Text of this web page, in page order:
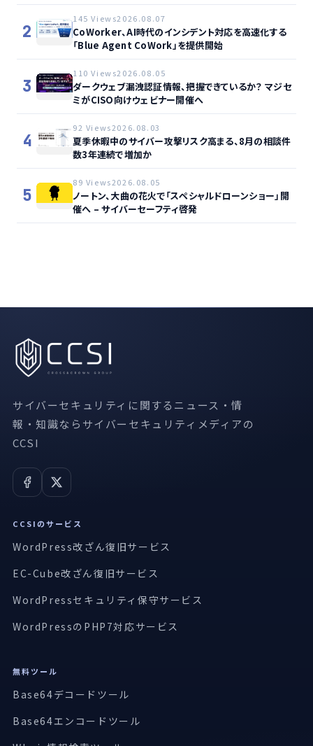
2
145 Views2026.08.07
CoWorker、AI時代のインシデント対応を高速化する
「Blue Agent CoWork」を提供開始
3
110 Views2026.08.05
ダークウェブ漏洩認証情報、把握できているか？ マジセ
ミがCISO向けウェビナー開催へ
4
92 Views2026.08.03
夏季休暇中のサイバー攻撃リスク高まる、8月の相談件
数3年連続で増加か
5
89 Views2026.08.05
ノートン、大曲の花火で「スペシャルドローンショー」開
催へ – サイバーセーフティ啓発
サイバーセキュリティに関するニュース・情
報・知識ならサイバーセキュリティメディアの
CCSI
CCSIのサービス
WordPress改ざん復旧サービス
EC-Cube改ざん復旧サービス
WordPressセキュリティ保守サービス
WordPressのPHP7対応サービス
無料ツール
Base64デコードツール
Base64エンコードツール